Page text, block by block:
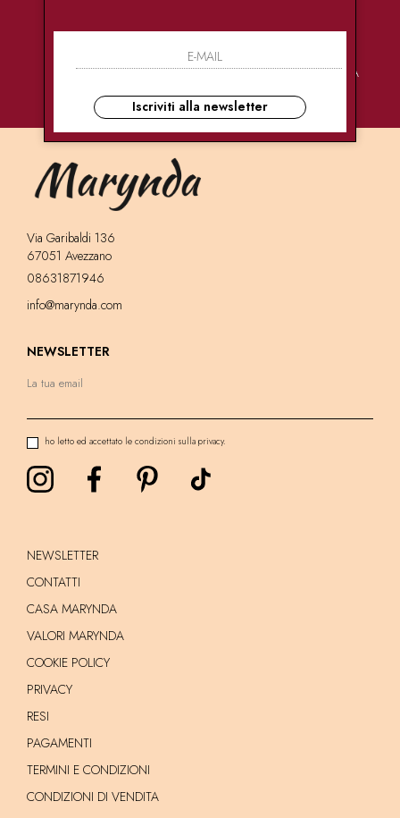
PAGAMENTI
CONSEGNE
ULTRA RAPIDE
ASSISTENZA
Via Garibaldi 136
67051 Avezzano
08631871946
info@marynda.com
NEWSLETTER
ho letto ed accettato le condizioni sulla privacy.
NEWSLETTER
CONTATTI
CASA MARYNDA
VALORI MARYNDA
COOKIE POLICY
PRIVACY
RESI
PAGAMENTI
TERMINI E CONDIZIONI
CONDIZIONI DI VENDITA
Iscriviti alla newsletter